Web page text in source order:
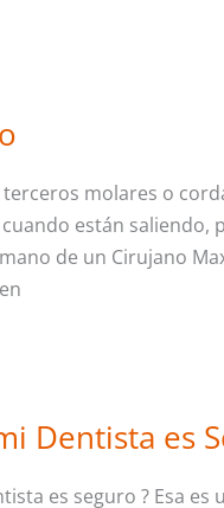
terceros molares o
están saliendo,
de un Cirujano
Dentista es
es seguro ? Esa